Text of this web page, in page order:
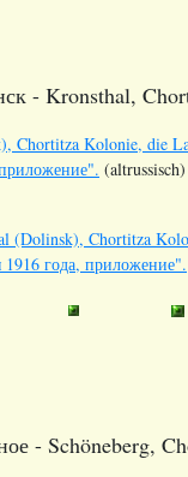
- Kronsthal,
Kolonie, die
(Dolinsk), Chortitza
года, приложение".
- Schöneberg,